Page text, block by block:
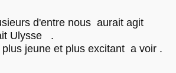
d'entre nous aurait agit
Ulysse .
jeune et plus excitant a voir .